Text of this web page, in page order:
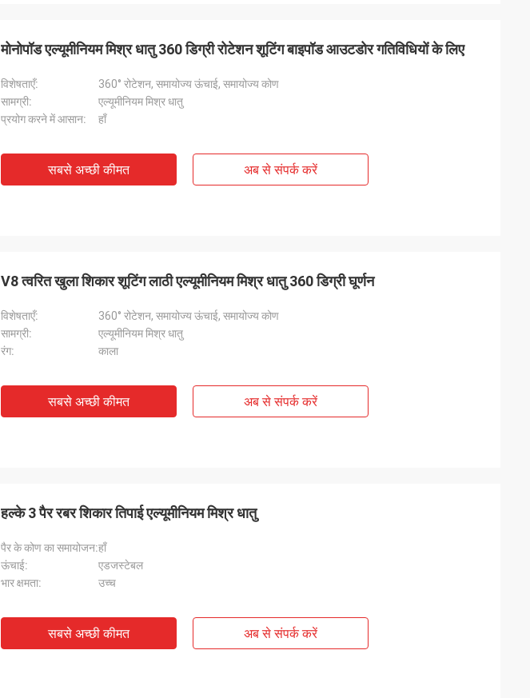
मोनोपॉड एल्यूमीनियम मिश्र धातु 360 डिग्री रोटेशन शूटिंग बाइपॉड आउटडोर गतिविधियों के लिए
विशेषताएँ:
360° रोटेशन, समायोज्य ऊंचाई, समायोज्य कोण
सामग्री:
एल्यूमीनियम मिश्र धातु
प्रयोग करने में आसान:
हाँ
सबसे अच्छी कीमत अब से संपर्क करें
V8 त्वरित खुला शिकार शूटिंग लाठी एल्यूमीनियम मिश्र धातु 360 डिग्री घूर्णन
विशेषताएँ:
360° रोटेशन, समायोज्य ऊंचाई, समायोज्य कोण
सामग्री:
एल्यूमीनियम मिश्र धातु
रंग:
काला
सबसे अच्छी कीमत अब से संपर्क करें
हल्के 3 पैर रबर शिकार तिपाई एल्यूमीनियम मिश्र धातु
पैर के कोण का समायोजन:हाँ
ऊंचाई:
एडजस्टेबल
भार क्षमता:
उच्च
सबसे अच्छी कीमत अब से संपर्क करें